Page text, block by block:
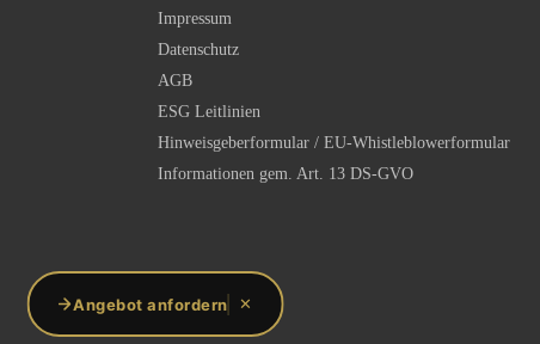
Impressum
Datenschutz
AGB
ESG Leitlinien
Hinweisgeberformular / EU-Whistleblowerformular
Informationen gem. Art. 13 DS-GVO
Angebot anfordern ✕